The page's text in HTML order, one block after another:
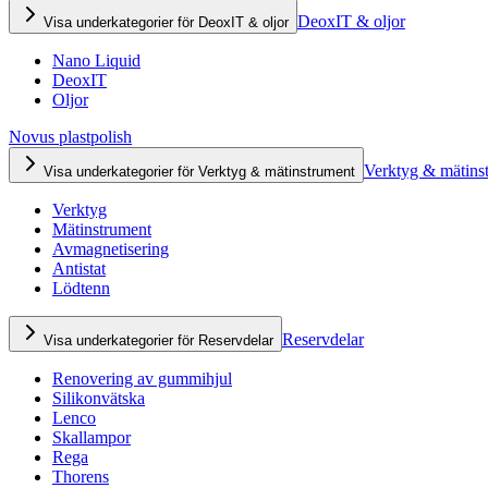
Visa underkategorier för DeoxIT & oljor DeoxIT & oljor
Nano Liquid
DeoxIT
Oljor
Novus plastpolish
Visa underkategorier för Verktyg & mätinstrument Verktyg &
Verktyg
Mätinstrument
Avmagnetisering
Antistat
Lödtenn
Visa underkategorier för Reservdelar Reservdelar
Renovering av gummihjul
Silikonvätska
Lenco
Skallampor
Rega
Thorens